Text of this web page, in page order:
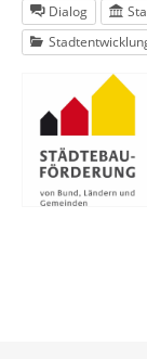
Dialog